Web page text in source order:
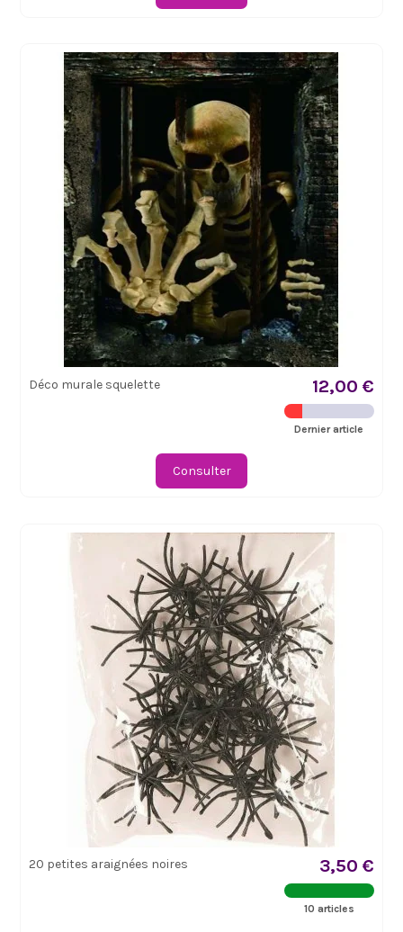
Déco murale squelette 12,00 €
Dernier article
Consulter
20 petites araignées noires 3,50 €
10 articles